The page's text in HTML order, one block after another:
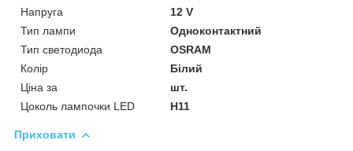
Напруга
12 V
Тип лампи
Одноконтактний
Тип светодиода
OSRAM
Колір
Білий
Ціна за
шт.
Цоколь лампочки LED
H11
Приховати